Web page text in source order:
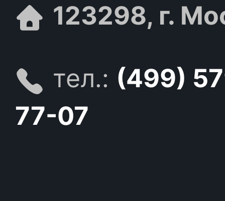
123298, г.
тел.: (499)
77-07